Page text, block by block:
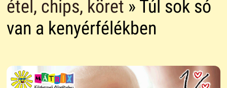
étel, chips, köret » Túl sok só
van a kenyérfélékben